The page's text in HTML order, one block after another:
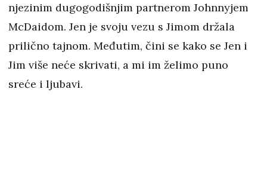
njezinim dugogodišnjim partnerom Johnnyjem
McDaidom. Jen je svoju vezu s Jimom držala
prilično tajnom. Međutim, čini se kako se Jen i
Jim više neće skrivati, a mi im želimo puno
sreće i ljubavi.